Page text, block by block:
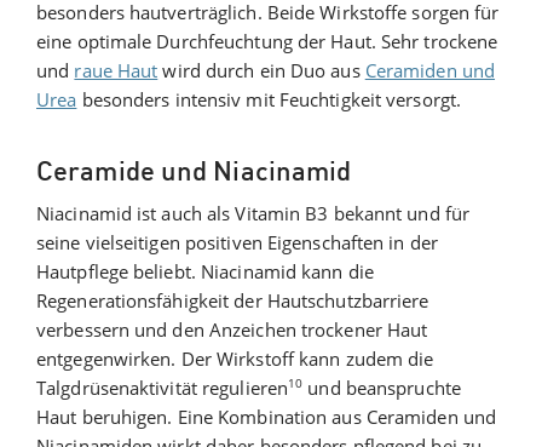
besonders hautverträglich. Beide Wirkstoffe sorgen für
eine optimale Durchfeuchtung der Haut. Sehr trockene
und raue Haut wird durch ein Duo aus Ceramiden und
Urea besonders intensiv mit Feuchtigkeit versorgt.
Ceramide und Niacinamid
Niacinamid ist auch als Vitamin B3 bekannt und für
seine vielseitigen positiven Eigenschaften in der
Hautpflege beliebt. Niacinamid kann die
Regenerationsfähigkeit der Hautschutzbarriere
verbessern und den Anzeichen trockener Haut
entgegenwirken. Der Wirkstoff kann zudem die
Talgdrüsenaktivität regulieren10 und beanspruchte
Haut beruhigen. Eine Kombination aus Ceramiden und